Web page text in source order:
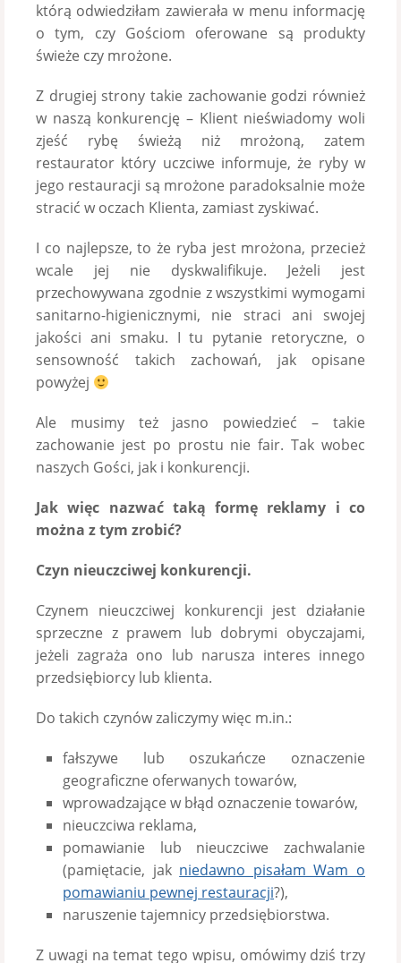
którą odwiedziłam zawierała w menu informację
o tym, czy Gościom oferowane są produkty
świeże czy mrożone.
Z drugiej strony takie zachowanie godzi również
w naszą konkurencję – Klient nieświadomy woli
zjeść rybę świeżą niż mrożoną, zatem
restaurator który uczciwe informuje, że ryby w
jego restauracji są mrożone paradoksalnie może
stracić w oczach Klienta, zamiast zyskiwać.
I co najlepsze, to że ryba jest mrożona, przecież
wcale jej nie dyskwalifikuje. Jeżeli jest
przechowywana zgodnie z wszystkimi wymogami
sanitarno-higienicznymi, nie straci ani swojej
jakości ani smaku. I tu pytanie retoryczne, o
sensowność takich zachowań, jak opisane
powyżej
Ale musimy też jasno powiedzieć – takie
zachowanie jest po prostu nie fair. Tak wobec
naszych Gości, jak i konkurencji.
Jak więc nazwać taką formę reklamy i co
można z tym zrobić?
Czyn nieuczciwej konkurencji.
Czynem nieuczciwej konkurencji jest działanie
sprzeczne z prawem lub dobrymi obyczajami,
jeżeli zagraża ono lub narusza interes innego
przedsiębiorcy lub klienta.
Do takich czynów zaliczymy więc m.in.:
fałszywe lub oszukańcze oznaczenie
geograficzne oferwanych towarów,
wprowadzające w błąd oznaczenie towarów,
nieuczciwa reklama,
pomawianie lub nieuczciwe zachwalanie
(pamiętacie, jak niedawno pisałam Wam o
pomawianiu pewnej restauracji?),
naruszenie tajemnicy przedsiębiorstwa.
Z uwagi na temat tego wpisu, omówimy dziś trzy